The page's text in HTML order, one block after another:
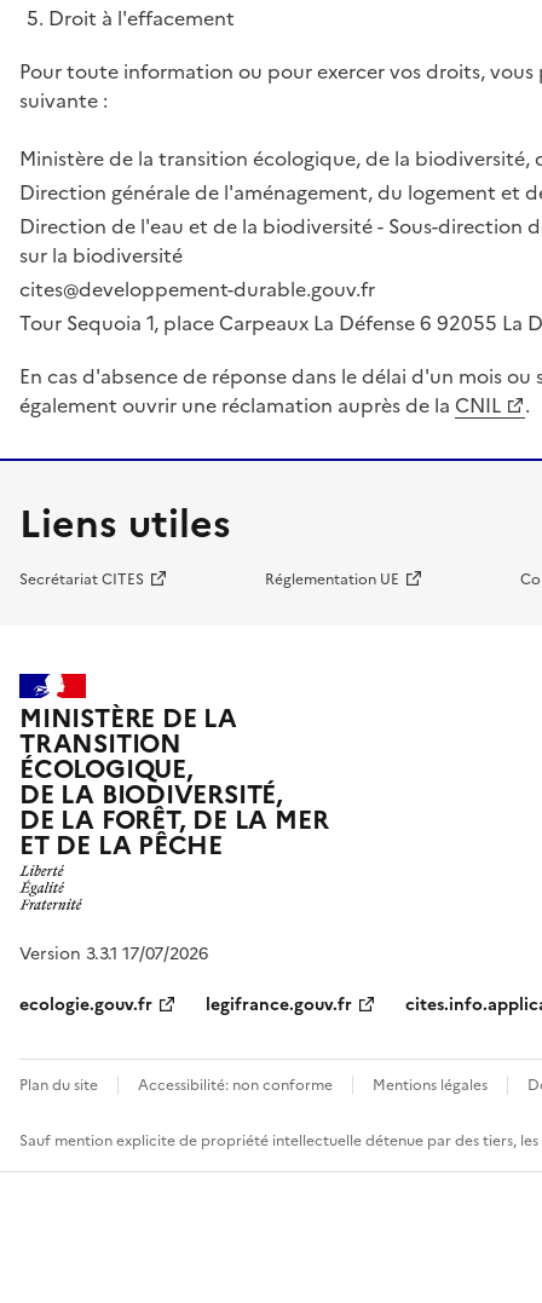
Droit à l'effacement
Pour toute information ou pour exercer vos droits,
suivante :
Ministère de la transition écologique, de la biodiversité,
Direction générale de l'aménagement, du logement et
Direction de l'eau et de la biodiversité - Sous-direction
sur la biodiversité
cites@developpement-durable.gouv.fr
Tour Sequoia 1, place Carpeaux La Défense 6 92055 La
En cas d'absence de réponse dans le délai d'un mois
également ouvrir une réclamation auprès de la CNIL .
Liens utiles
Secrétariat CITES Réglementation UE
MINISTÈRE DE LA
TRANSITION
ÉCOLOGIQUE,
DE LA BIODIVERSITÉ,
DE LA FORÊT, DE LA MER
ET DE LA PÊCHE
Version 3.3.1 17/07/2026
ecologie.gouv.fr
legifrance.gouv.fr
Plan du site Accessibilité: non conforme Mentions légales
Sauf mention explicite de propriété intellectuelle détenue par des tiers,